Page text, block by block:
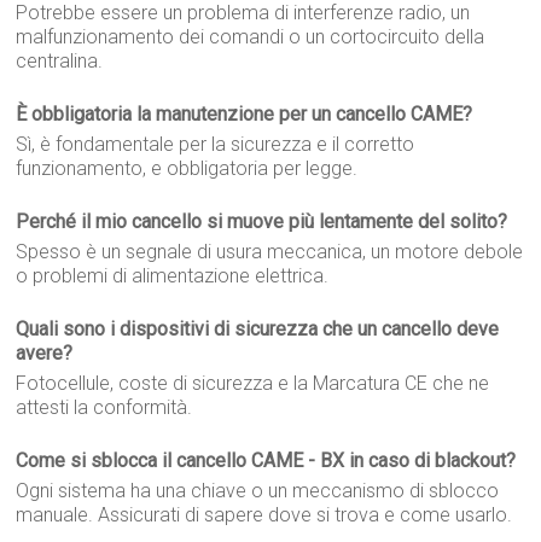
Potrebbe essere un problema di interferenze radio, un
malfunzionamento dei comandi o un cortocircuito della
centralina.
È obbligatoria la manutenzione per un cancello CAME?
Sì, è fondamentale per la sicurezza e il corretto
funzionamento, e obbligatoria per legge.
Perché il mio cancello si muove più lentamente del solito?
Spesso è un segnale di usura meccanica, un motore debole
o problemi di alimentazione elettrica.
Quali sono i dispositivi di sicurezza che un cancello deve
avere?
Fotocellule, coste di sicurezza e la Marcatura CE che ne
attesti la conformità.
Come si sblocca il cancello CAME - BX in caso di blackout?
Ogni sistema ha una chiave o un meccanismo di sblocco
manuale. Assicurati di sapere dove si trova e come usarlo.